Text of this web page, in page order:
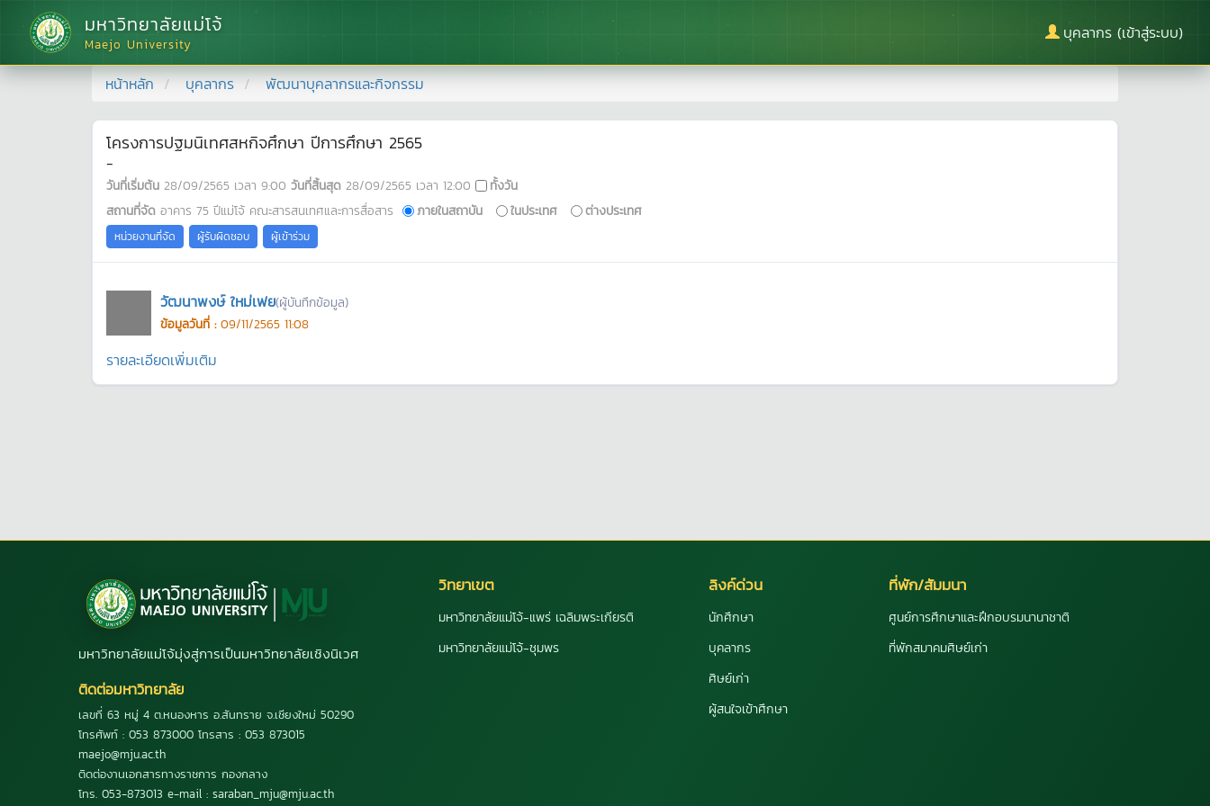
มหาวิทยาลัยแม่โจ้
Maejo University
บุคลากร (เข้าสู่ระบบ)
หน้าหลัก บุคลากร พัฒนาบุคลากรและกิจกรรม
โครงการปฐมนิเทศสหกิจศึกษา ปีการศึกษา 2565
-
วันที่เริ่มต้น 28/09/2565 เวลา 9:00 วันที่สิ้นสุด 28/09/2565 เวลา 12:00
ทั้งวัน
สถานที่จัด อาคาร 75 ปีแม่โจ้ คณะสารสนเทศและการสื่อสาร ภายในสถาบัน ในประเทศ ต่างประเทศ
หน่วยงานที่จัด ผู้รับผิดชอบ ผู้เข้าร่วม
วัฒนาพงษ์ ใหม่เฟย(ผู้บันทึกข้อมูล)
ข้อมูลวันที่ : 09/11/2565 11:08
รายละเอียดเพิ่มเติม
มหาวิทยาลัยแม่โจ้มุ่งสู่การเป็นมหาวิทยาลัยเชิงนิเวศ
ติดต่อมหาวิทยาลัย
เลขที่ 63 หมู่ 4 ต.หนองหาร อ.สันทราย จ.เชียงใหม่ 50290
โทรศัพท์ : 053 873000 โทรสาร : 053 873015
maejo@mju.ac.th
ติดต่องานเอกสารทางราชการ กองกลาง
โทร. 053-873013 e-mail : saraban_mju@mju.ac.th
วิทยาเขต
มหาวิทยาลัยแม่โจ้-แพร่ เฉลิมพระเกียรติ
มหาวิทยาลัยแม่โจ้-ชุมพร
ลิงค์ด่วน
นักศึกษา
บุคลากร
ศิษย์เก่า
ผู้สนใจเข้าศึกษา
ที่พัก/สัมมนา
ศูนย์การศึกษาและฝึกอบรมนานาชาติ
ที่พักสมาคมศิษย์เก่า